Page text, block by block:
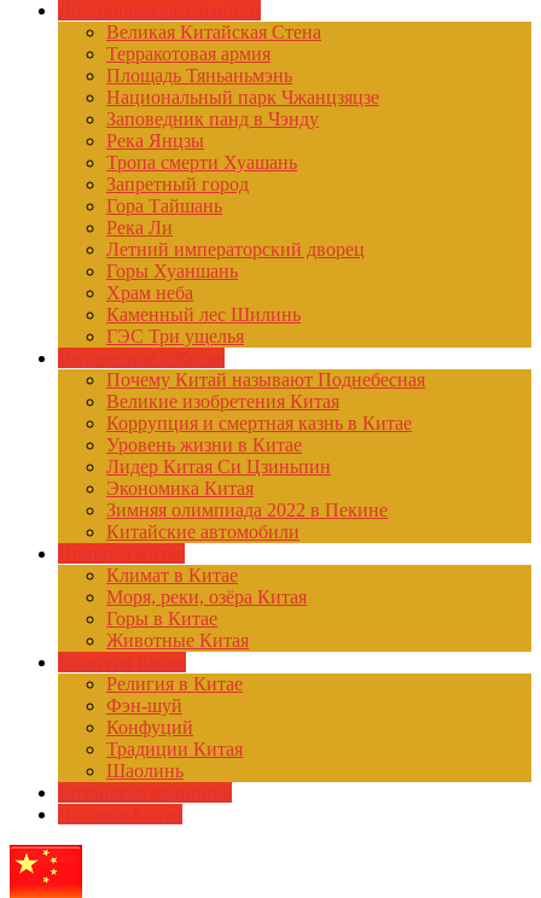
Великая Китайская Стена
Терракотовая армия
Площадь Тяньаньмэнь
Национальный парк Чжанцзяцзе
Заповедник панд в Чэнду
Река Янцзы
Тропа смерти Хуашань
Запретный город
Гора Тайшань
Река Ли
Летний императорский дворец
Горы Хуаншань
Храм неба
Каменный лес Шилинь
ГЭС Три ущелья
Почему Китай называют Поднебесная
Великие изобретения Китая
Коррупция и смертная казнь в Китае
Уровень жизни в Китае
Лидер Китая Си Цзиньпин
Экономика Китая
Зимняя олимпиада 2022 в Пекине
Китайские автомобили
Климат в Китае
Моря, реки, озёра Китая
Горы в Китае
Животные Китая
Религия в Китае
Фэн-шуй
Конфуций
Традиции Китая
Шаолинь